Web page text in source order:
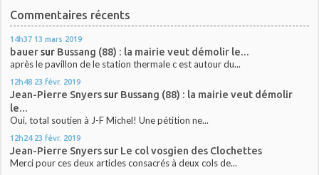
Commentaires récents
14h37 13 mars 2019
bauersur Bussang (88) : la mairie veut démolir le...
après le pavillon de le station thermale c est autour du...
12h48 23 févr. 2019
Jean-Pierre Snyerssur Bussang (88) : la mairie veut démolir
le...
Oui, total soutien à J-F Michel! Une pétition ne...
12h24 23 févr. 2019
Jean-Pierre Snyerssur Le col vosgien des Clochettes
Merci pour ces deux articles consacrés à deux cols de...